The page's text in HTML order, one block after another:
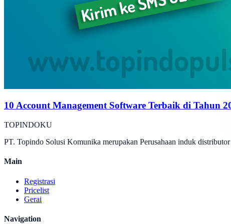
10 Account Management Software Terbaik di Tahun
TOPINDOKU
PT. Topindo Solusi Komunika merupakan Perusahaan induk
Main
Registrasi
Pricelist
Gerai
Navigation